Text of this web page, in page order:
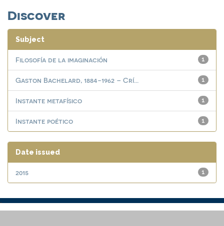
Discover
Subject
1
Filosofía de la imaginación
1
Gaston Bachelard, 1884-1962 – Crí...
1
Instante metafísico
1
Instante poético
Date issued
1
2015